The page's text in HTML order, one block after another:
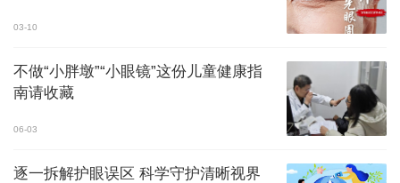
03-10
不做“小胖墩”“小眼镜”这份儿童健康指
南请收藏
06-03
逐一拆解护眼误区 科学守护清晰视界